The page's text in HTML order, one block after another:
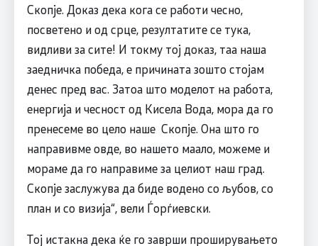
Скопје. Доказ дека кога се работи чесно,
посветено и од срце, резултатите се тука,
видливи за сите! И токму тој доказ, таа наша
заедничка победа, е причината зошто стојам
денес пред вас. Затоа што моделот на работа,
енергија и чесност од Кисела Вода, мора да го
пренесеме во цело наше Скопје. Она што го
направивме овде, во нашето маало, можеме и
мораме да го направиме за целиот наш град.
Скопје заслужува да биде водено со љубов, со
план и со визија“, вели Ѓорѓиевски.
Тој истакна дека ќе го заврши проширувањето